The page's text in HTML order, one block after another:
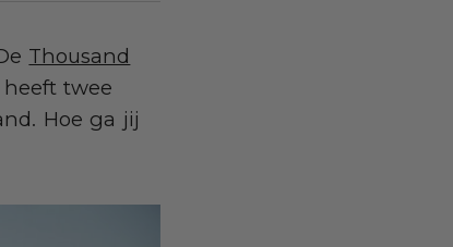
Thousand
twee
Hoe ga jij